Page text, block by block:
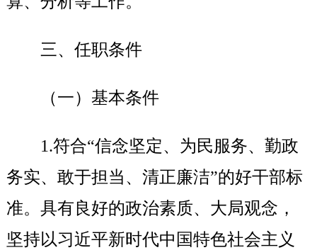
三、任职条件
（一）基本条件
1.符合“信念坚定、为民服务、勤政
务实、敢于担当、清正廉洁”的好干部标
准。具有良好的政治素质、大局观念，
坚持以习近平新时代中国特色社会主义